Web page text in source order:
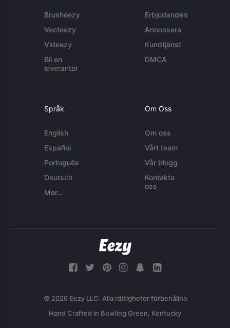
Brusheezy
Vecteezy
Videezy
Bli en
leverantör
Erbjudanden
Annonsera
Kundtjänst
DMCA
Språk
English
Español
Português
Deutsch
Mer...
Om Oss
Om oss
Vårt team
Vår blogg
Kontakta
oss
© 2026 Eezy LLC. Alla rättigheter förbehållna